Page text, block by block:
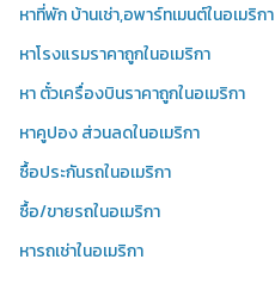
หาที่พัก บ้านเช่า,อพาร์ทเมนต์ในอเมริกา
หาโรงแรมราคาถูกในอเมริกา
หา ตั๋วเครื่องบินราคาถูกในอเมริกา
หาคูปอง ส่วนลดในอเมริกา
ซื้อประกันรถในอเมริกา
ซื้อ/ขายรถในอเมริกา
หารถเช่าในอเมริกา